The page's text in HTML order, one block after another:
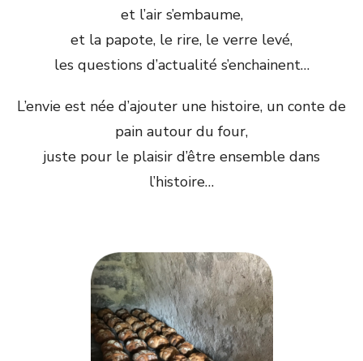
et l’air s’embaume,
et la papote, le rire, le verre levé,
les questions d’actualité s’enchainent…
L’envie est née d’ajouter une histoire, un conte de
pain autour du four,
juste pour le plaisir d’être ensemble dans
l’histoire…